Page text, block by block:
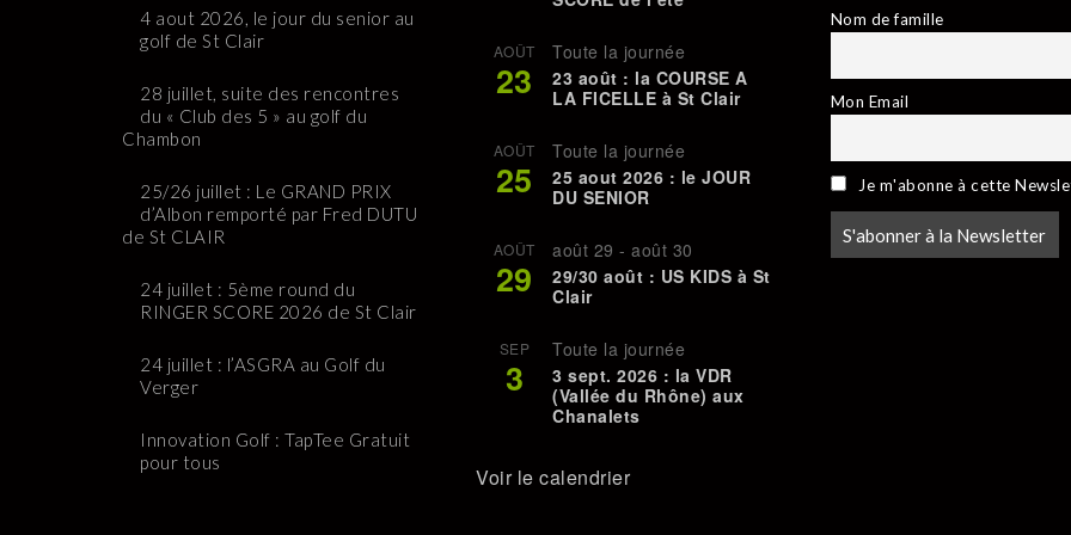
4 aout 2026, le jour du senior au
golf de St Clair
28 juillet, suite des rencontres
du « Club des 5 » au golf du
Chambon
25/26 juillet : Le GRAND PRIX
d’Albon remporté par Fred DUTU
de St CLAIR
24 juillet : 5ème round du
RINGER SCORE 2026 de St Clair
24 juillet : l’ASGRA au Golf du
Verger
Innovation Golf : TapTee Gratuit
pour tous
AOÛT
23
Toute la journée
23 août : la COURSE A
LA FICELLE à St Clair
AOÛT
25
Toute la journée
25 aout 2026 : le JOUR
DU SENIOR
AOÛT
29
août 29 -août 30
29/30 août : US KIDS à St
Clair
SEP
3
Toute la journée
3 sept. 2026 : la VDR
(Vallée du Rhône) aux
Chanalets
Voir le calendrier
Nom de famille
Mon Email
Je m'abonne à cette